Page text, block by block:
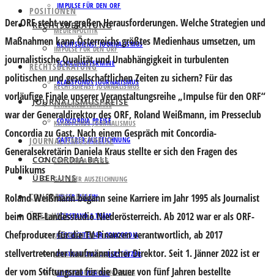
IMPULSE FÜR DEN ORF
RECHTSBERATUNG
RECHTSDIENST JOURNALISMUS
SCHULUNGSTERMINE
KLAGSFONDS JOURNALISMUS
JOURNALISMUSPREISE
CONCORDIA PREISE
GATTERER AUSZEICHNUNG
CONCORDIA BALL
ÜBER UNS
UNSER VEREIN
VORSTAND & TEAM
GESCHICHTE DER CONCORDIA
PARTNER UND UNTERSTÜTZER
MITGLIED WERDEN
POSITIONEN
MEDIENPOLITIK
IMPULSE FÜR DEN ORF
RECHTSBERATUNG
RECHTSDIENST JOURNALISMUS
SCHULUNGSTERMINE
KLAGSFONDS JOURNALISMUS
JOURNALISMUSPREISE
CONCORDIA PREISE
GATTERER AUSZEICHNUNG
CONCORDIA BALL
ÜBER UNS
UNSER VEREIN
VORSTAND & TEAM
GESCHICHTE DER CONCORDIA
Der ORF steht vor großen Herausforderungen. Welche Strategien und
Maßnahmen kann Österreichs größtes Medienhaus umsetzen, um
journalistische Qualität und Unabhängigkeit in turbulenten
politischen und gesellschaftlichen Zeiten zu sichern? Für das
vorläufige Finale unserer Veranstaltungsreihe „Impulse für den ORF“
war der Generaldirektor des ORF, Roland Weißmann, im Presseclub
Concordia zu Gast. Nach einem Gespräch mit Concordia-
Generalsekretärin Daniela Kraus stellte er sich den Fragen des
Publikums
Roland Weißmann begann seine Karriere im Jahr 1995 als Journalist
beim ORF-Landesstudio Niederösterreich. Ab 2012 war er als ORF-
Chefproducer für die TV-Finanzen verantwortlich, ab 2017
stellvertretender kaufmännischer Direktor. Seit 1. Jänner 2022 ist er
der vom Stiftungsrat für die Dauer von fünf Jahren bestellte